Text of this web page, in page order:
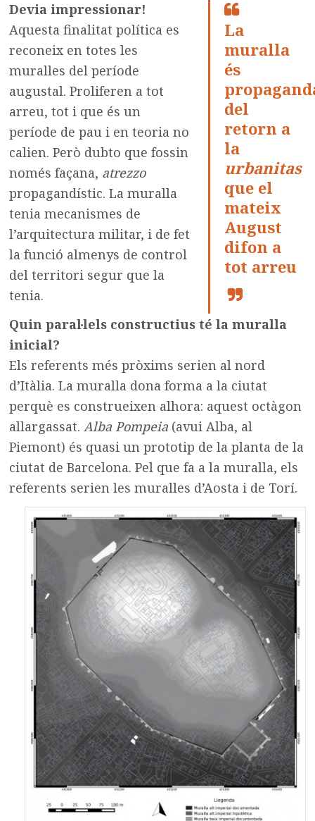
La
muralla
és
del
retorn a
la
urbanitas
que el
mateix
August
difon a
tot arreu
Devia impressionar!
Aquesta finalitat política es
reconeix en totes les
muralles del període
augustal. Proliferen a tot
arreu, tot i que és un
període de pau i en teoria no
calien. Però dubto que fossin
només façana, atrezzo
propagandístic. La muralla
tenia mecanismes de
l’arquitectura militar, i de fet
la funció almenys de control
del territori segur que la
tenia.
Quin paral·lels constructius té la muralla
inicial?
Els referents més pròxims serien al nord
d’Itàlia. La muralla dona forma a la ciutat
perquè es construeixen alhora: aquest octàgon
allargassat.Alba Pompeia (avui Alba, al
Piemont) és quasi un prototip de la planta de la
ciutat de Barcelona. Pel que fa a la muralla, els
referents serien les muralles d’Aosta i de Torí.